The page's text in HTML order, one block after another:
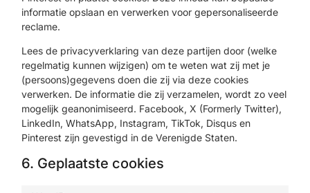
informatie opslaan en verwerken voor gepersonaliseerde
reclame.
Lees de privacyverklaring van deze partijen door (welke
regelmatig kunnen wijzigen) om te weten wat zij met je
(persoons)gegevens doen die zij via deze cookies
verwerken. De informatie die zij verzamelen, wordt zo veel
mogelijk geanonimiseerd. Facebook, X (Formerly Twitter),
LinkedIn, WhatsApp, Instagram, TikTok, Disqus en
Pinterest zijn gevestigd in de Verenigde Staten.
6. Geplaatste cookies